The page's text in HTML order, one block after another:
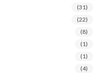
(31)
(22)
(8)
(1)
(1)
(4)